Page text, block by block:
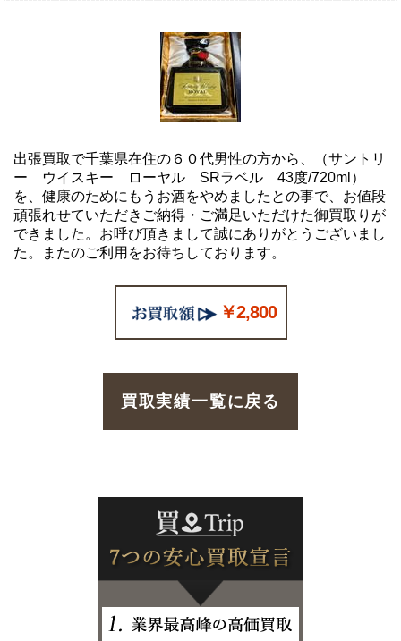
出張買取で千葉県在住の６０代男性の方から、（サントリ
ー ウイスキー ローヤル SRラベル 43度/720ml）
を、健康のためにもうお酒をやめましたとの事で、お値段
頑張れせていただきご納得・ご満足いただけた御買取りが
できました。お呼び頂きまして誠にありがとうございまし
た。またのご利用をお待ちしております。
￥2,800
買取実績一覧に戻る